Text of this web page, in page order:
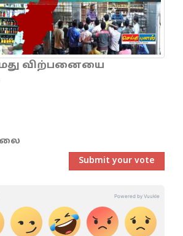
மது விற்பனையை
Submit your vote